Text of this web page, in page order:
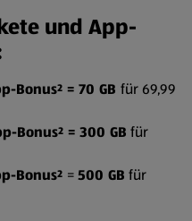
und App-
Bonus² = 70 GB für 69,99
Bonus² = 300 GB für
Bonus² =500 GB für